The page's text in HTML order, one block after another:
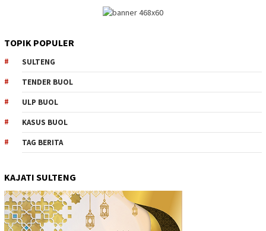
TOPIK POPULER
SULTENG
TENDER BUOL
ULP BUOL
KASUS BUOL
TAG BERITA
KAJATI SULTENG